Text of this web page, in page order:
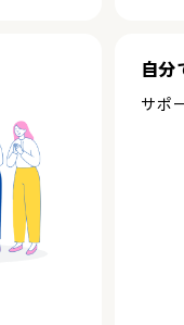
自分
サポ